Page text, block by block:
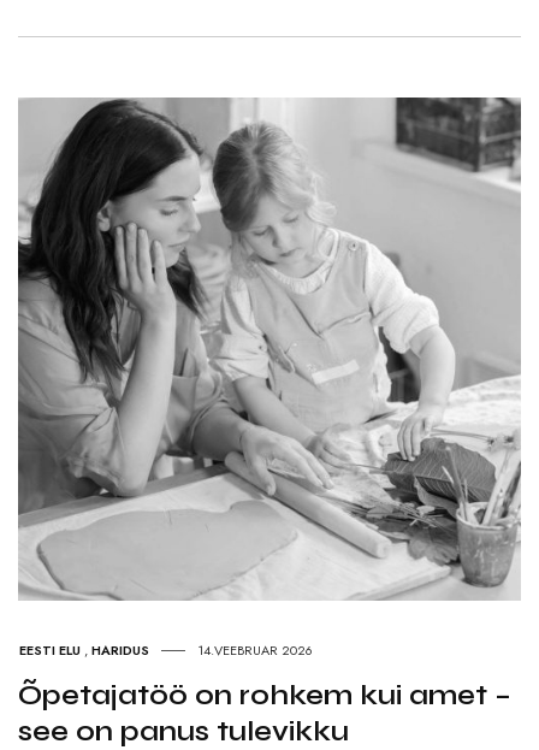
EESTI ELU ,HARIDUS 14.VEEBRUAR 2026
Õpetajatöö on rohkem kui amet –
see on panus tulevikku